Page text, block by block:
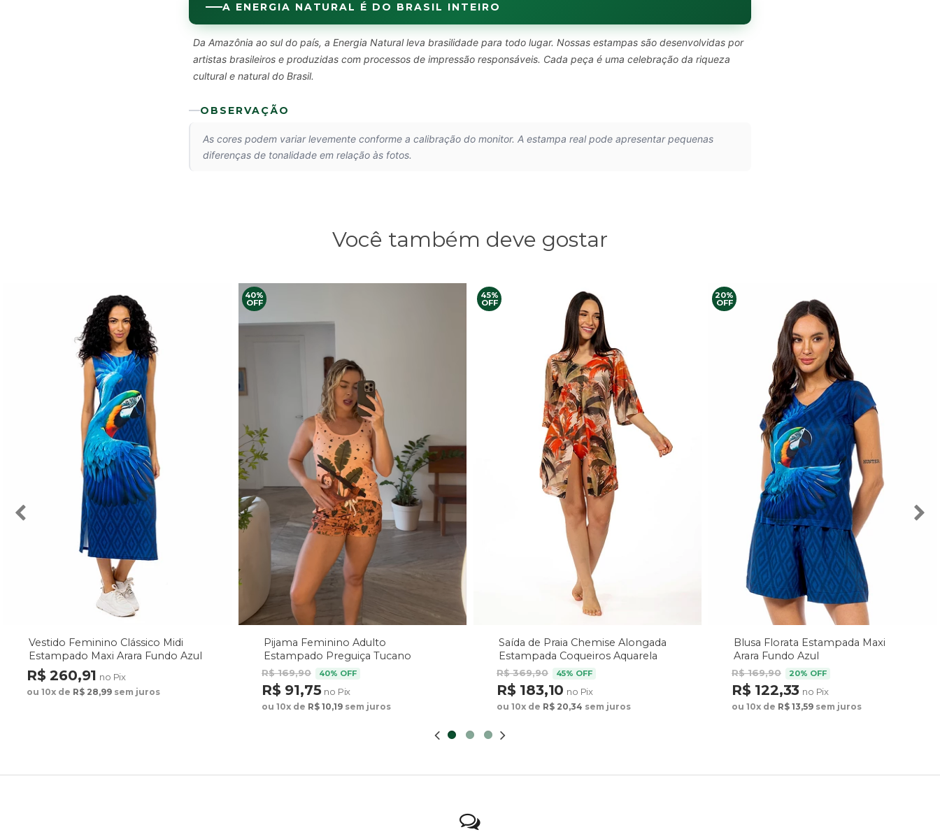
A ENERGIA NATURAL É DO BRASIL INTEIRO
Da Amazônia ao sul do país, a Energia Natural leva brasilidade para todo lugar. Nossas estampas são desenvolvidas por
artistas brasileiros e produzidas com processos de impressão responsáveis. Cada peça é uma celebração da riqueza
cultural e natural do Brasil.
OBSERVAÇÃO
As cores podem variar levemente conforme a calibração do monitor. A estampa real pode apresentar pequenas
diferenças de tonalidade em relação às fotos.
Você também deve gostar
Vestido Feminino Clássico Midi
Estampado Maxi Arara Fundo Azul
R$ 260,91 no Pix
ou 10x de R$ 28,99 sem juros
40%
OFF
Pijama Feminino Adulto
Estampado Preguiça Tucano
Fundo Marrom
R$ 169,90 40% OFF
R$ 91,75 no Pix
ou 10x de R$ 10,19 sem juros
45%
OFF
Saída de Praia Chemise Alongada
Estampada Coqueiros Aquarela
R$ 369,90 45% OFF
R$ 183,10 no Pix
ou 10x de R$ 20,34 sem juros
20%
OFF
Blusa Florata Estampada Maxi
Arara Fundo Azul
R$ 169,90 20% OFF
R$ 122,33 no Pix
ou 10x de R$ 13,59 sem juros